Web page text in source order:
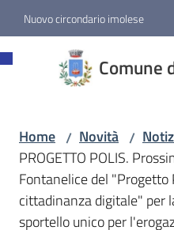
Vai al contenuto
Vai alla navigazione
Vai al footer
Nuovo circondario imolese
Comune
Fontanelice
Amministrazione
Novità
Menu selezionato
Home / Novità /
PROGETTO POLIS.
Fontanelice del "Progetto
cittadinanza digitale" per
sportello unico per